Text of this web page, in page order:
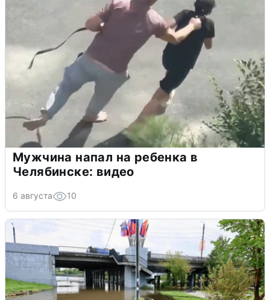
Мужчина напал на ребенка в
Челябинске: видео
6 августа 10